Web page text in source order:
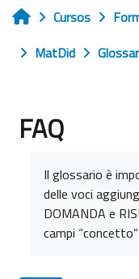
Inicio
Cursos
MatDid
FAQ
Il glossario è
delle voci
DOMANDA e
campi